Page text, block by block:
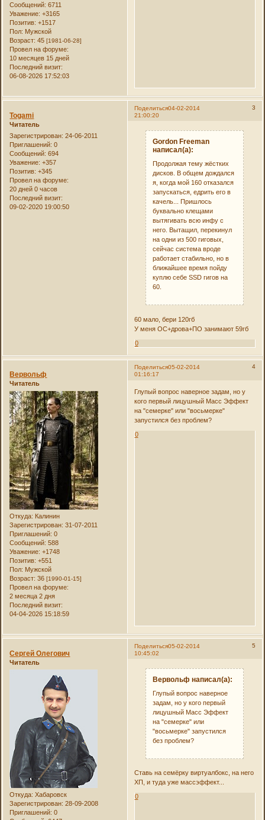
Сообщений: 6711
Уважение: +3165
Позитив: +1517
Пол: Мужской
Возраст: 45[1981-06-28]
Провел на форуме:
10 месяцев 15 дней
Последний визит:
06-08-2026 17:52:03
Поделиться 3
04-02-2014
21:00:20
Togami
Читатель
Зарегистрирован: 24-06-2011
Приглашений: 0
Сообщений: 694
Уважение: +357
Позитив: +345
Провел на форуме:
20 дней 0 часов
Последний визит:
09-02-2020 19:00:50
Gordon Freeman
написал(а):
Продолжая тему жёстких
дисков. В общем дождался
я, когда мой 160 отказался
запускаться, едрить его в
качель... Пришлось
буквально клещами
вытягивать всю инфу с
него. Вытащил, перекинул
на одни из 500 гиговых,
сейчас система вроде
работает стабильно, но в
ближайшее время пойду
куплю себе SSD гигов на
60.
60 мало, бери 120гб
У меня ОС+дрова+ПО занимают 59гб
0
Поделиться 4
05-02-2014
01:16:17
Вервольф
Читатель
Откуда: Калинин
Зарегистрирован: 31-07-2011
Приглашений: 0
Сообщений: 588
Уважение: +1748
Позитив: +551
Пол: Мужской
Возраст: 36[1990-01-15]
Провел на форуме:
2 месяца 2 дня
Последний визит:
04-04-2026 15:18:59
Глупый вопрос наверное задам, но у
кого первый лицушный Масс Эффект
на "семерке" или "восьмерке"
запустился без проблем?
0
Поделиться 5
05-02-2014
10:45:02
Сергей Олегович
Читатель
Откуда: Хабаровск
Зарегистрирован: 28-09-2008
Приглашений: 0
Вервольф написал(а):
Глупый вопрос наверное
задам, но у кого первый
лицушный Масс Эффект
на "семерке" или
"восьмерке" запустился
без проблем?
Ставь на семёрку виртуалбокс, на него
ХП, и туда уже массэффект...
0